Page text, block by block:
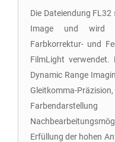
Die Dateiendung
Image und wird
Farbkorrektur- und
FilmLight verwendet.
Dynamic Range
Gleitkomma-
Erfüllung der hohen